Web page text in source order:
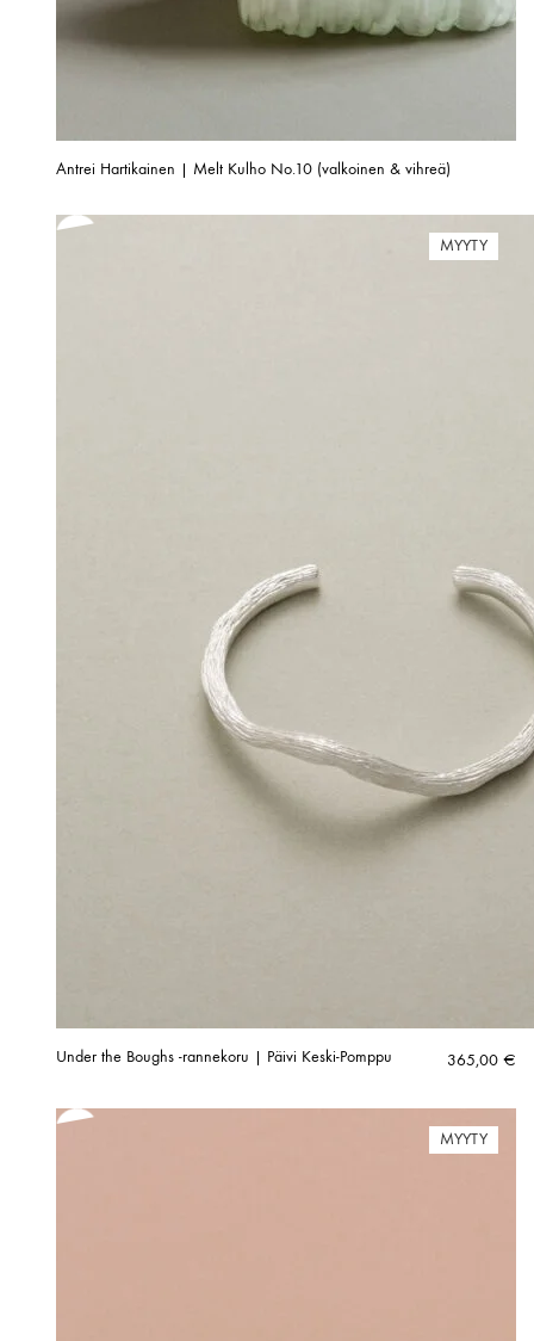
Antrei Hartikainen | Melt Kulho No.10 (valkoinen & vihreä)
MYYTY
Under the Boughs -rannekoru | Päivi Keski-Pomppu 365,00 €
MYYTY